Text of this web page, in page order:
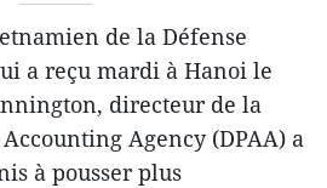
de la Défense
a reçu mardi à Hanoi le
directeur de la
Agency (DPAA) a
à pousser plus